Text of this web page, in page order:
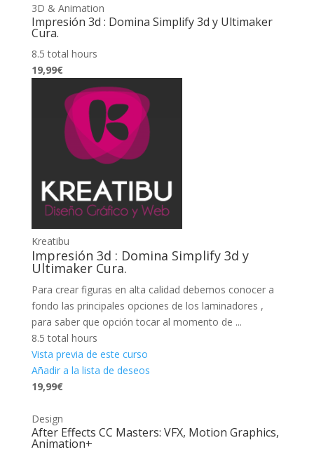
3D & Animation
Impresión 3d : Domina Simplify 3d y Ultimaker
Cura.
8.5 total hours
19,99€
Kreatibu
Impresión 3d : Domina Simplify 3d y
Ultimaker Cura.
Para crear figuras en alta calidad debemos conocer a
fondo las principales opciones de los laminadores ,
para saber que opción tocar al momento de ...
8.5 total hours
Vista previa de este curso
Añadir a la lista de deseos
19,99€
Design
After Effects CC Masters: VFX, Motion Graphics,
Animation+